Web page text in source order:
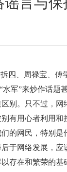
四、周禄宝、
军”来炒作话
。只不过，网
有用心者利用
网民，特别是
于网络发展，
在和繁荣的基